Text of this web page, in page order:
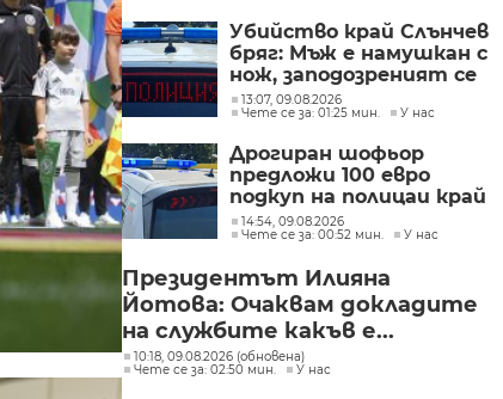
Убийство край Слънчев
бряг: Мъж е намушкан с
нож, заподозреният се
опитал да избяга
13:07, 09.08.2026
Чете се за: 01:25 мин.
У нас
Дрогиран шофьор
предложи 100 евро
подкуп на полицаи край
Поморие
14:54, 09.08.2026
Чете се за: 00:52 мин.
У нас
Президентът Илияна
Йотова: Очаквам докладите
на службите какъв е...
10:18, 09.08.2026 (обновена)
Чете се за: 02:50 мин.
У нас